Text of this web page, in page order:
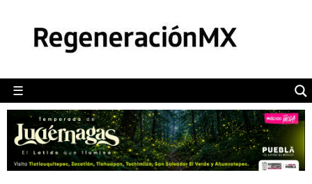
☰
POLÍTICA
CAMALEÓN
OPINIÓN
DEPORTES